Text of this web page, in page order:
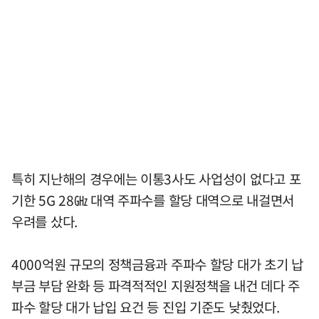
특히 지난해의 경우에는 이통3사도 사업성이 없다고 포
기한 5G 28㎓ 대역 주파수를 할당 대역으로 내걸면서
우려를 샀다.
4000억원 규모의 정책금융과 주파수 할당 대가 초기 납
부금 부담 완화 등 파격적적인 지원정책을 내건 데다 주
파수 할당 대가 납입 요건 등 진입 기준도 낮췄었다.